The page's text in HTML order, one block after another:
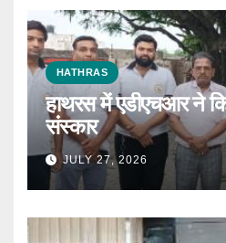
HATHRAS
हाथरस में एडीएचआर ने
संस्कार
JULY 27, 2026